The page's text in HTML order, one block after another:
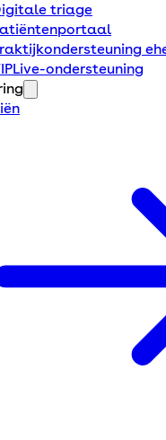
triage
ondersteuning